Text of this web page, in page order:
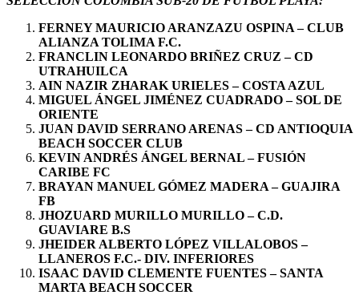
FERNEY MAURICIO ARANZAZU OSPINA – CLUB
ALIANZA TOLIMA F.C.
FRANCLIN LEONARDO BRIÑEZ CRUZ – CD
UTRAHUILCA
AIN NAZIR ZHARAK URIELES – COSTA AZUL
MIGUEL ÁNGEL JIMÉNEZ CUADRADO – SOL DE
ORIENTE
JUAN DAVID SERRANO ARENAS – CD ANTIOQUIA
BEACH SOCCER CLUB
KEVIN ANDRÉS ÁNGEL BERNAL – FUSIÓN
CARIBE FC
BRAYAN MANUEL GÓMEZ MADERA – GUAJIRA
FB
JHOZUARD MURILLO MURILLO – C.D.
GUAVIARE B.S
JHEIDER ALBERTO LÓPEZ VILLALOBOS –
LLANEROS F.C.- DIV. INFERIORES
ISAAC DAVID CLEMENTE FUENTES – SANTA
MARTA BEACH SOCCER